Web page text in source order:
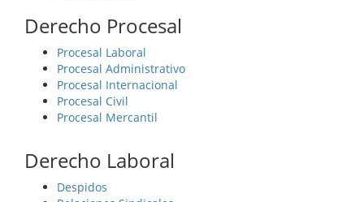
Derecho Procesal
Procesal Laboral
Procesal Administrativo
Procesal Internacional
Procesal Civil
Procesal Mercantil
Derecho Laboral
Despidos